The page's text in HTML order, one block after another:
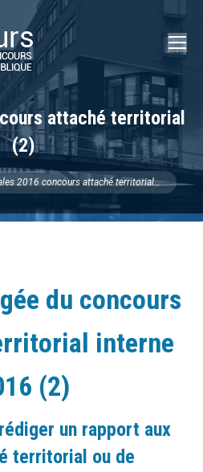
:
attaché territorial
(2)
2016 concours attaché territorial…
du concours
interne
(2)
un rapport aux
territorial ou de